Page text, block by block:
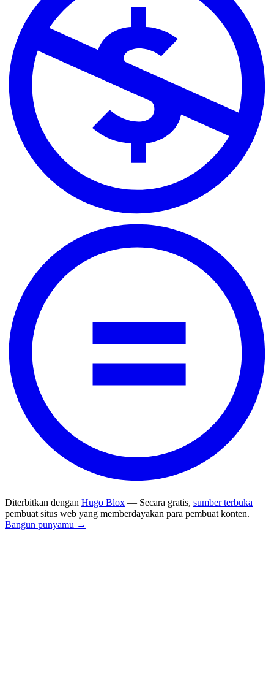
Diterbitkan dengan Hugo Blox — Secara gratis, sumber terbuka
pembuat situs web yang memberdayakan para pembuat konten.
Bangun punyamu →